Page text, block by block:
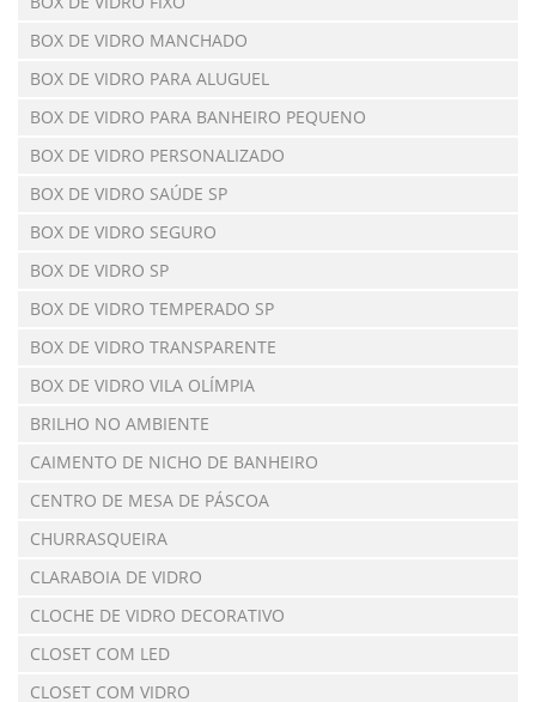
BOX DE VIDRO MANCHADO
BOX DE VIDRO PARA ALUGUEL
BOX DE VIDRO PARA BANHEIRO PEQUENO
BOX DE VIDRO PERSONALIZADO
BOX DE VIDRO SAÚDE SP
BOX DE VIDRO SEGURO
BOX DE VIDRO SP
BOX DE VIDRO TEMPERADO SP
BOX DE VIDRO TRANSPARENTE
BOX DE VIDRO VILA OLÍMPIA
BRILHO NO AMBIENTE
CAIMENTO DE NICHO DE BANHEIRO
CENTRO DE MESA DE PÁSCOA
CHURRASQUEIRA
CLARABOIA DE VIDRO
CLOCHE DE VIDRO DECORATIVO
CLOSET COM LED
CLOSET COM VIDRO